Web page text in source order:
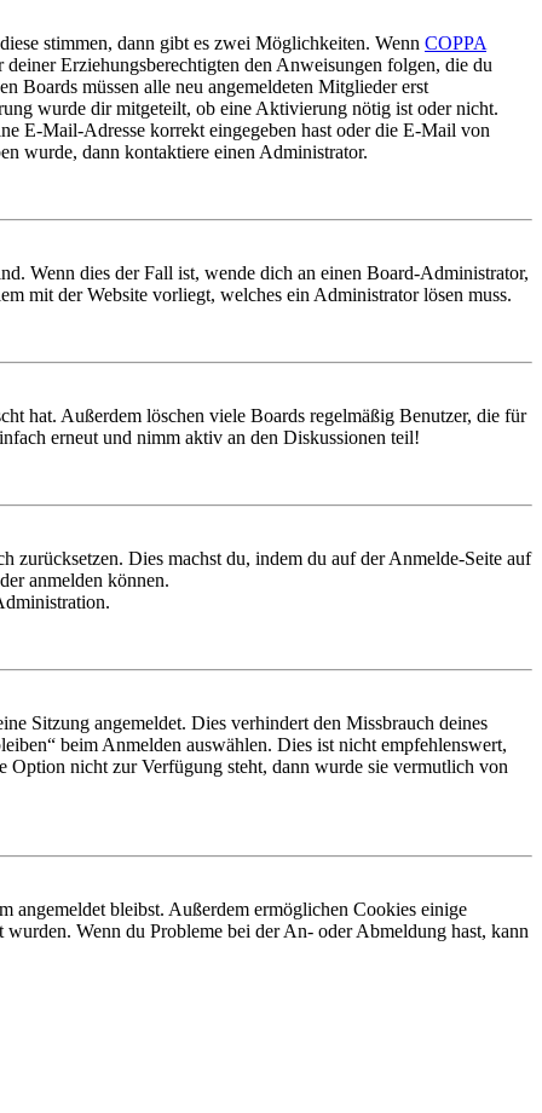
stimmen, dann gibt es zwei Möglichkeiten. Wenn COPPA
Erziehungsberechtigten den Anweisungen folgen, die du
Boards müssen alle neu angemeldeten Mitglieder erst
wurde dir mitgeteilt, ob eine Aktivierung nötig ist oder nicht.
E-Mail-Adresse korrekt eingegeben hast oder die E-Mail von
wurde, dann kontaktiere einen Administrator.
Wenn dies der Fall ist, wende dich an einen Board-Administrator,
mit der Website vorliegt, welches ein Administrator lösen muss.
hat. Außerdem löschen viele Boards regelmäßig Benutzer, die für
erneut und nimm aktiv an den Diskussionen teil!
Dies machst du, indem du auf der Anmelde-Seite auf
anmelden können.
Sitzung angemeldet. Dies verhindert den Missbrauch deines
beim Anmelden auswählen. Dies ist nicht empfehlenswert,
Option nicht zur Verfügung steht, dann wurde sie vermutlich von
angemeldet bleibst. Außerdem ermöglichen Cookies einige
Wenn du Probleme bei der An- oder Abmeldung hast, kann